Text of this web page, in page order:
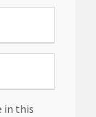
in this